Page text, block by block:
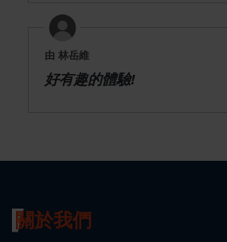
由 林岳維
好有趣的體驗!
關於我們